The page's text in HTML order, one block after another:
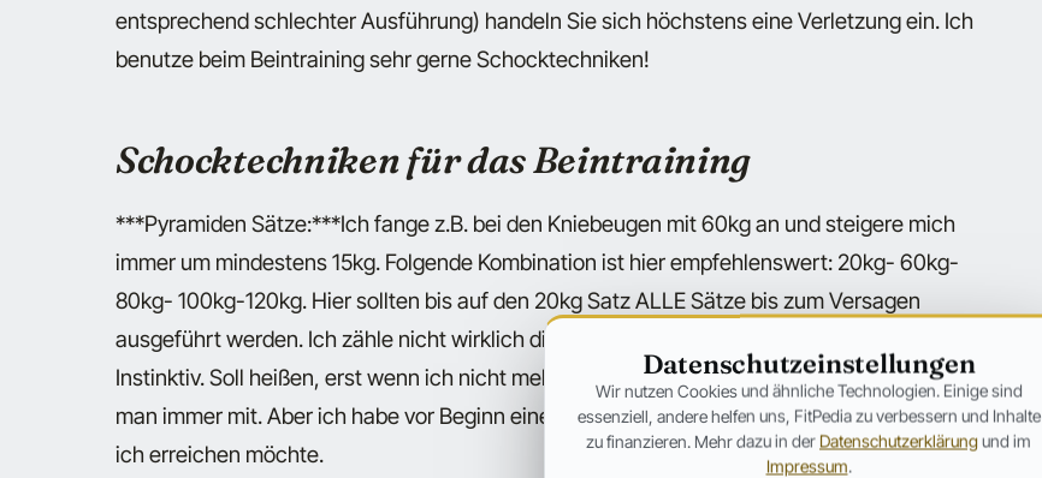
entsprechend schlechter Ausführung) handeln Sie sich höchstens eine Verletzung ein. Ich
benutze beim Beintraining sehr gerne Schocktechniken!
Schocktechniken für das Beintraining
***Pyramiden Sätze:***Ich fange z.B. bei den Kniebeugen mit 60kg an und steigere mich
immer um mindestens 15kg. Folgende Kombination ist hier empfehlenswert: 20kg- 60kg-
80kg- 100kg-120kg. Hier sollten bis auf den 20kg Satz ALLE Sätze bis zum Versagen
ausgeführt werden. Ich zähle nicht wirklich die Wiederholungen, sondern handle eher
Instinktiv. Soll heißen, erst wenn ich nicht mehr kann lege ich das Gewicht ab! Natürlich zählt
man immer mit. Aber ich habe vor Beginn eines Satzes keine feste Wiederholungsanzahl die
ich erreichen möchte.
Datenschutzeinstellungen
Wir nutzen Cookies und ähnliche Technologien. Einige sind
essenziell, andere helfen uns, FitPedia zu verbessern und Inhalte
zu finanzieren. Mehr dazu in der Datenschutzerklärungund im
Impressum.